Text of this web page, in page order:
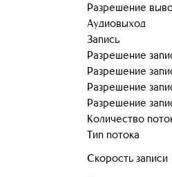
Разрешение
Аудиовыход
Запись
Разрешение
Разрешение
Разрешение
Разрешение
Количество
Тип потока
Скорость записи